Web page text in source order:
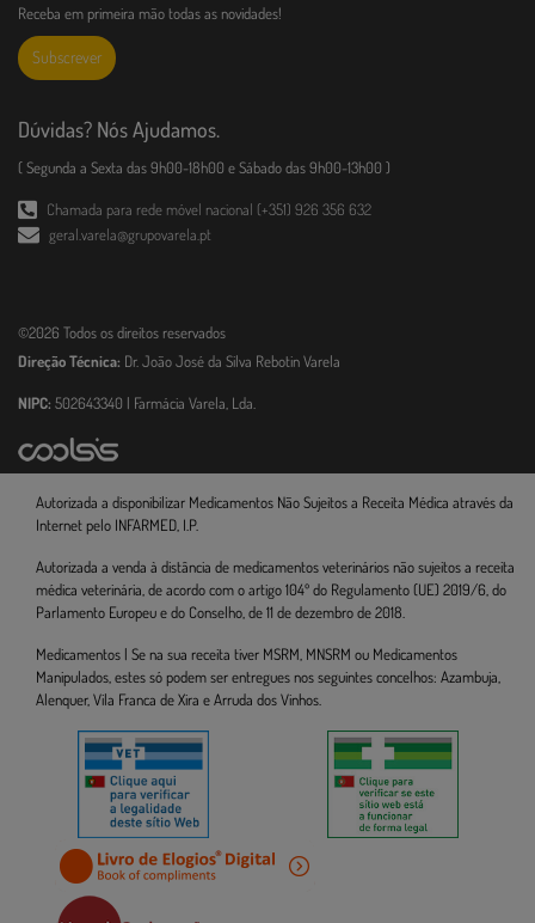
Receba em primeira mão todas as novidades!
Subscrever
Dúvidas? Nós Ajudamos.
( Segunda a Sexta das 9h00-18h00 e Sábado das 9h00-13h00 )
Chamada para rede móvel nacional (+351) 926 356 632
geral.varela@grupovarela.pt
©2026 Todos os direitos reservados
Direção Técnica: Dr. João José da Silva Rebotin Varela
NIPC: 502643340 | Farmácia Varela, Lda.
Autorizada a disponibilizar Medicamentos Não Sujeitos a Receita Médica através da
Internet pelo INFARMED, I.P.
Autorizada a venda à distância de medicamentos veterinários não sujeitos a receita
médica veterinária, de acordo com o artigo 104º do Regulamento (UE) 2019/6, do
Parlamento Europeu e do Conselho, de 11 de dezembro de 2018.
Medicamentos | Se na sua receita tiver MSRM, MNSRM ou Medicamentos
Manipulados, estes só podem ser entregues nos seguintes concelhos: Azambuja,
Alenquer, Vila Franca de Xira e Arruda dos Vinhos.